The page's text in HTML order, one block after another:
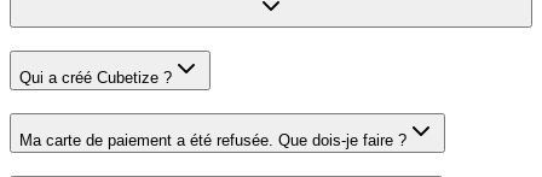
Qui a créé Cubetize ?
Ma carte de paiement a été refusée. Que dois-je faire ?